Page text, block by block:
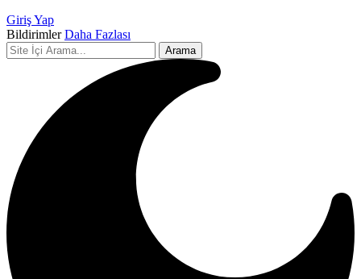
Giriş Yap
Bildirimler Daha Fazlası